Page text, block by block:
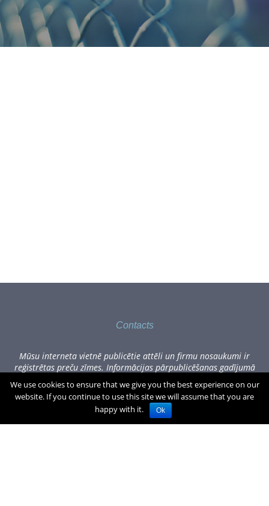
€
Contacts
Mūsu interneta vietnē publicētie attēli un firmu nosaukumi ir
reģistrētas preču zīmes. Informācijas pārpublicēšanas gadījumā
lūdzam sazināties, rakstot uz office[at]zogufabrika.lv.
Visas cenas norādītas Eiro, tajā skaitā PVN.
We use cookies to ensure that we give you the best experience on our
website. If you continue to use this site we will assume that you are
happy with it.
Ok